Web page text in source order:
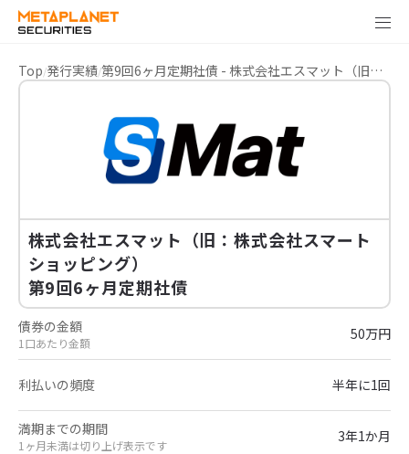
Top 発行実績 第9回6ヶ月定期社債 - 株式会社エスマット（旧：株式会社スマートショッピング）
株式会社エスマット（旧：株式会社スマート
ショッピング）
第9回6ヶ月定期社債
債券の金額
1口あたり金額 50万円
利払いの頻度 半年に1回
満期までの期間
1ヶ月未満は切り上げ表示です 3年1か月